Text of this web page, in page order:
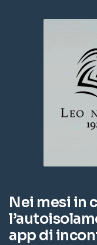
Nei mesi in
app di